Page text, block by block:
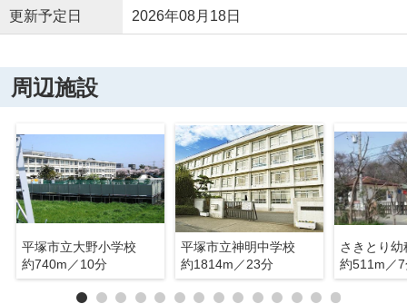
更新予定日 2026年08月18日
周辺施設
平塚市立大野小学校
約740m／10分
平塚市立神明中学校
約1814m／23分
さきとり幼
約511m／